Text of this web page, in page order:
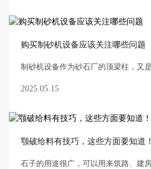
购买制砂机设备应该关注哪些问题
2025.05.15
颚破给料有技巧，这些方面要知道！